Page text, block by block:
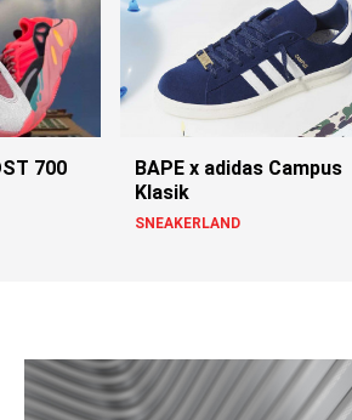
700
BAPE x adidas Campus
Klasik
SNEAKERLAND